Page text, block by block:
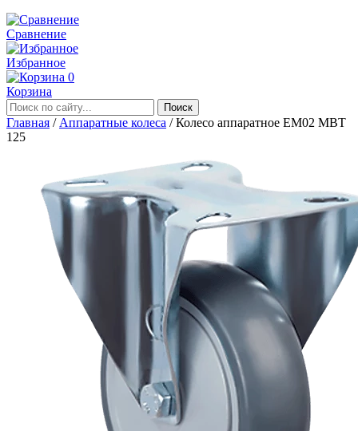
Сравнение
Избранное
0
Корзина
Главная / Аппаратные колеса /Колесо аппаратное EM02 MBT
125